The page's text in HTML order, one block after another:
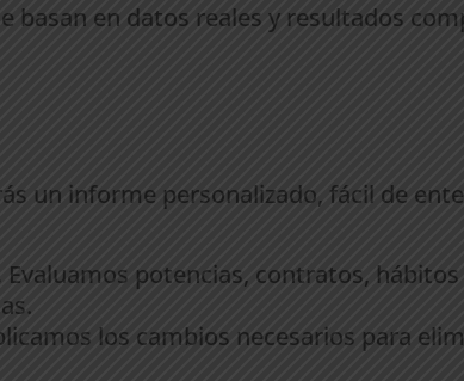
basan en datos reales y resultados
un informe personalizado, fácil de
Evaluamos potencias, contratos,
los cambios necesarios para